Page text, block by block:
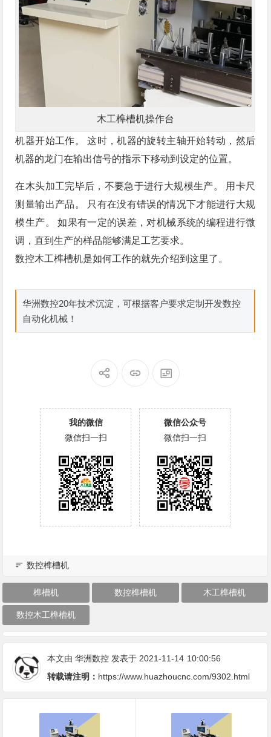
木工榫槽机操作台
机器开始工作。 这时，机器的旋转主轴开始转动，然后
机器的龙门在输出信号的指示下移动到设定的位置。
在木头加工完毕后，不要急于进行大规模生产。 用卡尺
测量输出产品。 只有在没有错误的情况下才能进行大规
模生产。 如果有一定的误差，对机械系统的编程进行微
调，直到生产的样品能够满足工艺要求。
数控木工榫槽机是如何工作的就先介绍到这里了。
华洲数控20年技术沉淀，可根据客户要求定制开发数控
自动化机械！
我的微信
微信扫一扫
微信公众号
微信扫一扫
数控榫槽机
榫槽机 数控榫槽机 木工榫槽机
数控木工榫槽机
本文由华洲数控 发表于 2021-11-14 10:00:56
转载请注明： https://www.huazhoucnc.com/9302.html